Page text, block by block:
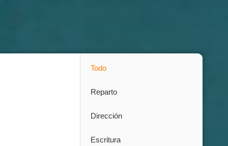
Todo
Reparto
Dirección
Escritura